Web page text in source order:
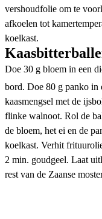
vershoudfolie om te
afkoelen tot
koelkast.
Doe 30 g bloem in een
bord. Doe 80 g panko in
kaasmengsel met de
flinke walnoot. Rol de
de bloem, het ei en de
koelkast. Verhit
2 min. goudgeel. Laat
rest van de Zaanse